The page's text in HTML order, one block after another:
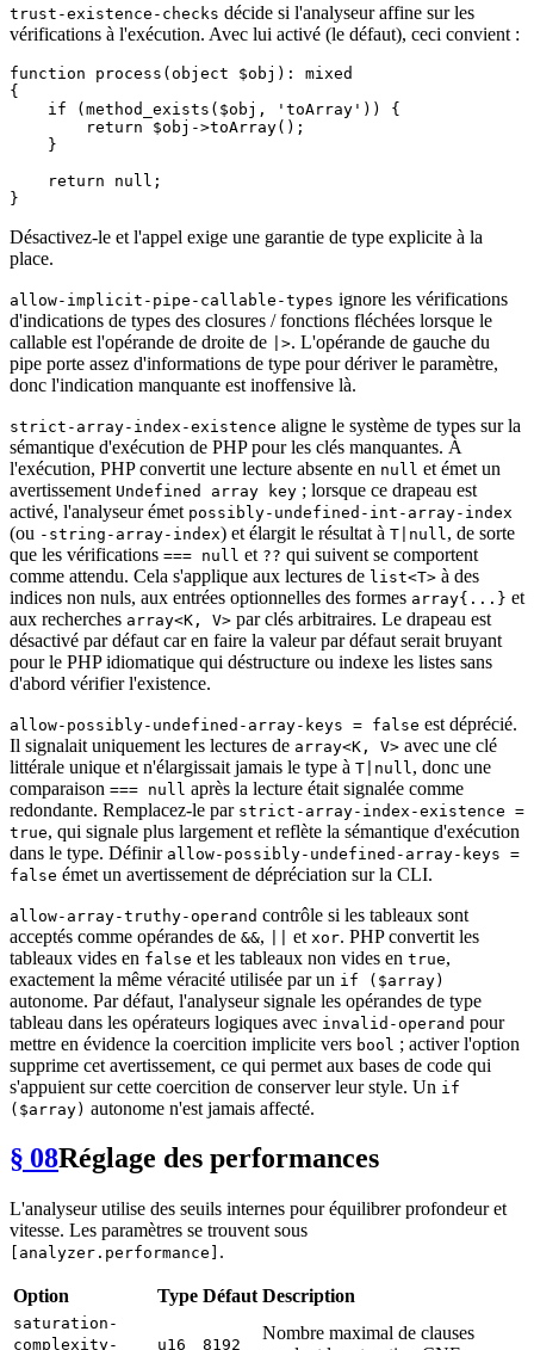
trust-existence-checks décide si l'analyseur affine sur les
vérifications à l'exécution. Avec lui activé (le défaut), ceci convient :
function process (object $obj ): mixed
{
if (method_exists ( $obj , 'toArray' )) {
return
$obj ->toArray();
    }
return
null ;
Désactivez-le et l'appel exige une garantie de type explicite à la
place.
allow-implicit-pipe-callable-types ignore les vérifications
d'indications de types des closures / fonctions fléchées lorsque le
callable est l'opérande de droite de
|>. L'opérande de gauche du
pipe porte assez d'informations de type pour dériver le paramètre,
donc l'indication manquante est inoffensive là.
strict-array-index-existence aligne le système de types sur la
sémantique d'exécution de PHP pour les clés manquantes. À
l'exécution, PHP convertit une lecture absente en null et émet un
avertissement Undefined array key ; lorsque ce drapeau est
activé, l'analyseur émet possibly-undefined-int-array-index
(ou -string-array-index) et élargit le résultat à T|null , de sorte
que les vérifications === null et ?? qui suivent se comportent
comme attendu. Cela s'applique aux lectures de list<T> à des
indices non nuls, aux entrées optionnelles des formes array{...} et
aux recherches array<K, V> par clés arbitraires. Le drapeau est
désactivé par défaut car en faire la valeur par défaut serait bruyant
pour le PHP idiomatique qui déstructure ou indexe les listes sans
d'abord vérifier l'existence.
allow-possibly-undefined-array-keys = false est déprécié.
Il signalait uniquement les lectures de array<K, V> avec une clé
littérale unique et n'élargissait jamais le type à T|null , donc une
comparaison === null après la lecture était signalée comme
redondante. Remplacez-le par strict-array-index-existence =
true, qui signale plus largement et reflète la sémantique d'exécution
dans le type. Définir allow-possibly-undefined-array-keys =
false émet un avertissement de dépréciation sur la CLI.
allow-array-truthy-operand contrôle si les tableaux sont
acceptés comme opérandes de &&, et xor. PHP convertit les
tableaux vides en false et les tableaux non vides en true,
exactement la même véracité utilisée par un if ($array)
autonome. Par défaut, l'analyseur signale les opérandes de type
tableau dans les opérateurs logiques avec invalid-operand pour
mettre en évidence la coercition implicite vers bool ; activer l'option
supprime cet avertissement, ce qui permet aux bases de code qui
s'appuient sur cette coercition de conserver leur style. Un if
($array) autonome n'est jamais affecté.
§ 08Réglage des performances
L'analyseur utilise des seuils internes pour équilibrer profondeur et
vitesse. Les paramètres se trouvent sous
[analyzer.performance] .
Option Type Défaut Description
saturation-
complexity-
u16 8192
Nombre maximal de clauses